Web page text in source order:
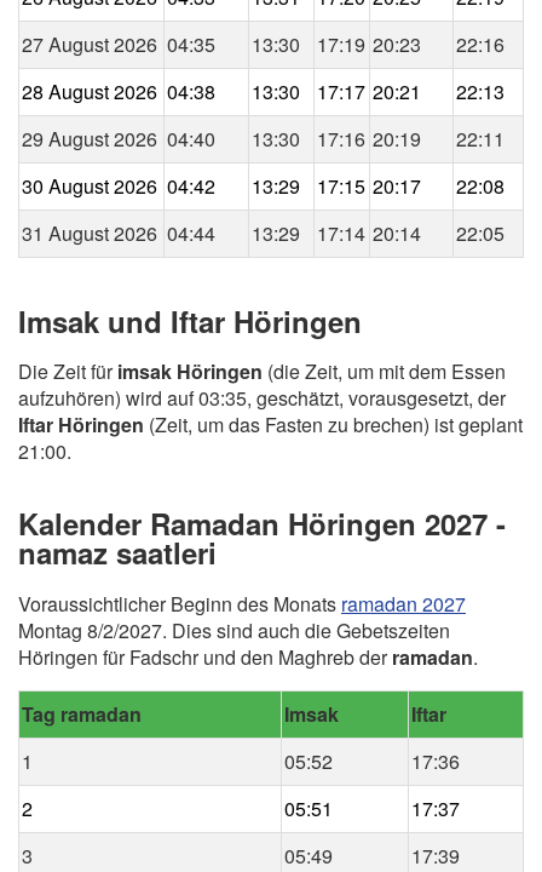
27 August 2026 04:35 13:30 17:19 20:23
22:16
28 August 2026 04:38 13:30 17:17 20:21
22:13
29 August 2026 04:40 13:30 17:16 20:19
22:11
30 August 2026 04:42 13:29 17:15 20:17
22:08
31 August 2026 04:44 13:29 17:14 20:14 22:05
Imsak und Iftar Höringen
Die Zeit fürimsak Höringen (die Zeit, um mit dem Essen
aufzuhören) wird auf 03:35, geschätzt, vorausgesetzt, der
Iftar Höringen (Zeit, um das Fasten zu brechen) ist geplant
21:00.
Kalender Ramadan Höringen 2027 -
namaz saatleri
Voraussichtlicher Beginn des Monats ramadan 2027
Montag 8/2/2027. Dies sind auch die Gebetszeiten
Höringen für Fadschr und den Maghreb derramadan.
Tag ramadan Imsak
Iftar
1
05:52
17:36
2
05:51
17:37
3
05:49
17:39